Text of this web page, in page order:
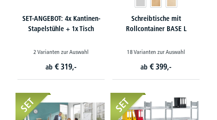
SET-ANGEBOT: 4x Kantinen-
Stapelstühle + 1x Tisch
2 Varianten zur Auswahl
ab € 319,-
Schreibtische mit
Rollcontainer BASE L
18 Varianten zur Auswahl
ab € 399,-
SET SET